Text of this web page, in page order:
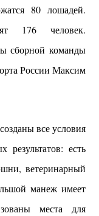
80 лошадей.
176 человек.
сборной команды
России Максим
все условия
есть
ветеринарный
манеж имеет
места для